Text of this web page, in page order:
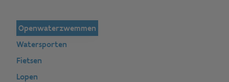
Openwaterzwemmen
Watersporten
Fietsen
Lopen